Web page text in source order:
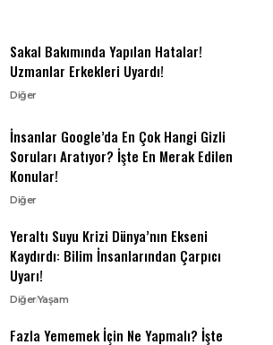
Sakal Bakımında Yapılan Hatalar!
Uzmanlar Erkekleri Uyardı!
Diğer
İnsanlar Google’da En Çok Hangi Gizli
Soruları Aratıyor? İşte En Merak Edilen
Konular!
Diğer
Yeraltı Suyu Krizi Dünya’nın Ekseni
Kaydırdı: Bilim İnsanlarından Çarpıcı
Uyarı!
DiğerYaşam
Fazla Yememek İçin Ne Yapmalı? İşte